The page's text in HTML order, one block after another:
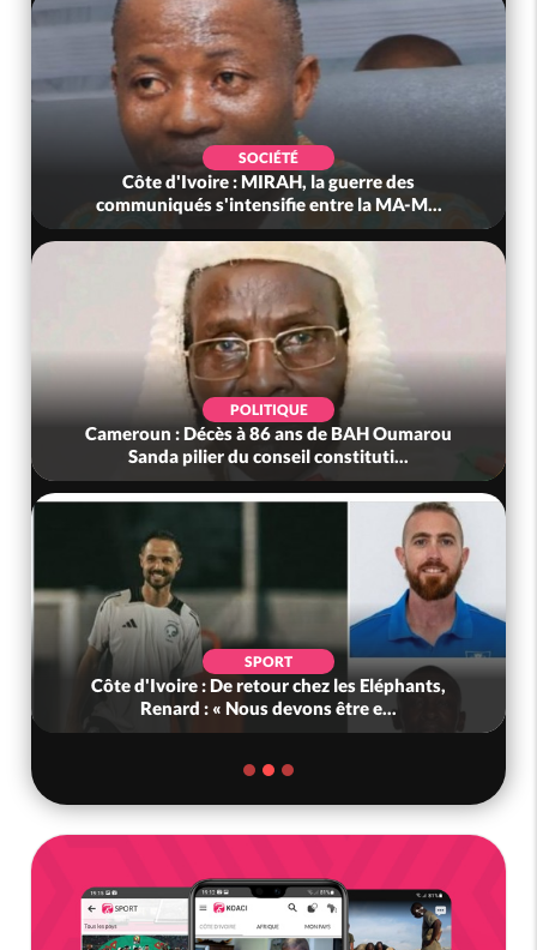
SOCIÉTÉ
Côte d'Ivoire : MIRAH, la guerre des
communiqués s'intensifie entre la MA-M...
POLITIQUE
Cameroun : Décès à 86 ans de BAH Oumarou
Sanda pilier du conseil constituti...
SPORT
Côte d'Ivoire : De retour chez les Eléphants,
Renard : « Nous devons être e...